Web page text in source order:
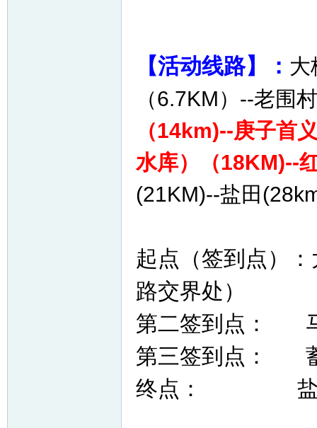
【活动线路】： 大
（6.7KM）--老围
（14km)--庚子首
水库）（18KM)--
(21KM)--盐田
起点（签到点）
路交界处）
第二签到点：
第三签到点：
终点： 盐田